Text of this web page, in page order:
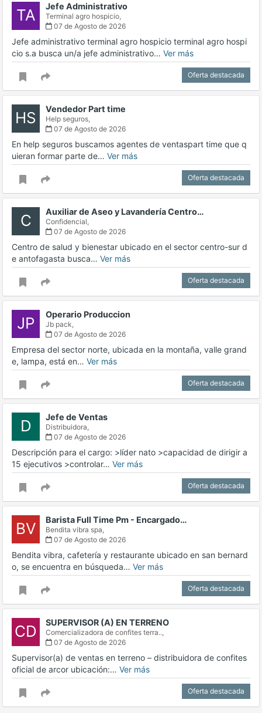
TA Jefe Administrativo
Terminal agro hospicio,
07 de Agosto de 2026
Jefe administrativo terminal agro hospicio terminal agro hospi
cio s.a busca un/a jefe administrativo… Ver más
Oferta destacada
HS Vendedor Part time
Help seguros,
07 de Agosto de 2026
En help seguros buscamos agentes de ventaspart time que q
uieran formar parte de… Ver más
Oferta destacada
C Auxiliar de Aseo y Lavandería Centro…
Confidencial,
07 de Agosto de 2026
Centro de salud y bienestar ubicado en el sector centro-sur d
e antofagasta busca… Ver más
Oferta destacada
JP Operario Produccion
Jb pack,
07 de Agosto de 2026
Empresa del sector norte, ubicada en la montaña, valle grand
e, lampa, está en… Ver más
Oferta destacada
D Jefe de Ventas
Distribuidora,
07 de Agosto de 2026
Descripción para el cargo: >líder nato >capacidad de dirigir a
15 ejecutivos >controlar… Ver más
Oferta destacada
BV Barista Full Time Pm - Encargado…
Bendita vibra spa,
07 de Agosto de 2026
Bendita vibra, cafetería y restaurante ubicado en san bernard
o, se encuentra en búsqueda… Ver más
Oferta destacada
CD SUPERVISOR (A) EN TERRENO
Comercializadora de confites terra..,
07 de Agosto de 2026
Supervisor(a) de ventas en terreno – distribuidora de confites
oficial de arcor ubicación:… Ver más
Oferta destacada